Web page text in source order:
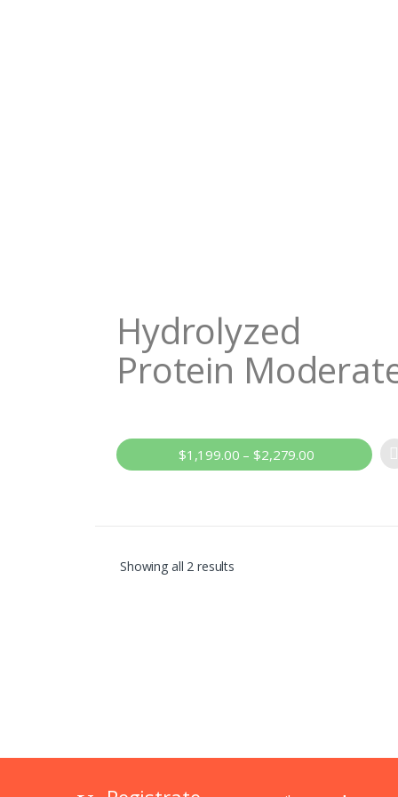
Hydrolyzed
Protein
$1,199.00 – $2,279.00
Showing all 2 results